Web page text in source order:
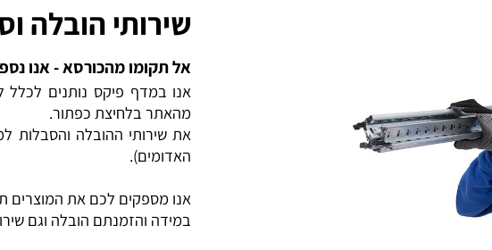
שירותי הובלה
אל תקומו מהכורסא - אנו
אנו במדף פיקס נותנים לכלל
מהאתר בלחיצת כפתור.
את שירותי ההובלה והסבלות
האדומים).
אנו מספקים לכם את המוצרים תוך 4 ימי עסקים. (להוציא שישי-שבת)